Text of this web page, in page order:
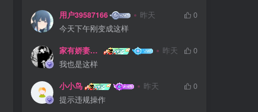
用户39587166 昨天
0
今天下午刚变成这样
家有娇妻扁鹊难医 昨天
0
我也是这样
小小鸟 昨天
0
提示违规操作